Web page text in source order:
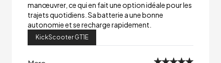
manœuvrer, ce qui en fait une option idéale pour les
trajets quotidiens. Sa batterie a une bonne
autonomie et se recharge rapidement.
KickScooter GT1E